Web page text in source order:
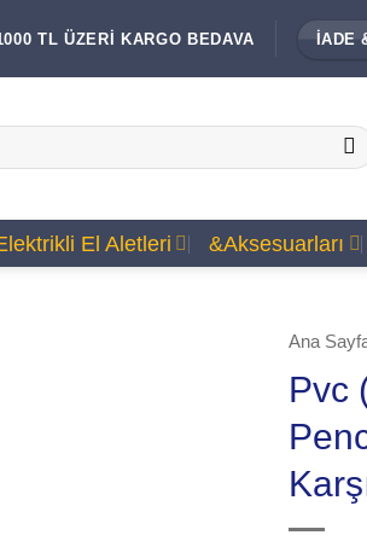
TL ÜZERİ KARGO BEDAVA İADE
El Aletleri &Aksesuarları
Ana
Pvc